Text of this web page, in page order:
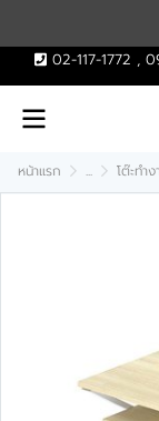
02-117-1772 ,
หน้าแรก ... โต๊ะทำ